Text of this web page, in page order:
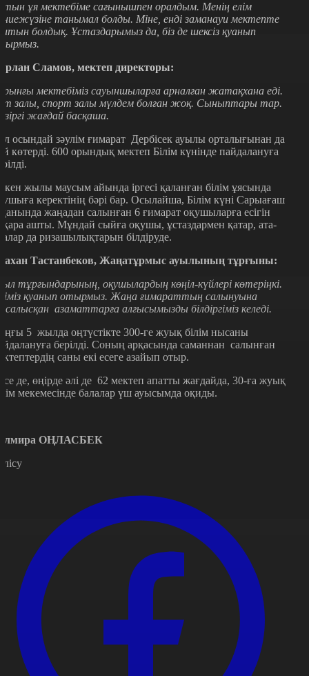
ұя мектебіме сағынышпен оралдым. Менің елім
танымал болды. Міне, енді заманауи мектепте
болдық. Ұстаздарымыз да, біз де шексіз қуанып
Сламов, мектеп директоры:
мектебіміз сауыншыларға арналған жатақхана еді.
залы, спорт залы мүлдем болған жоқ. Сыныптары тар.
жағдай басқаша.
осындай зәулім ғимарат Дербісек ауылы орталығынан да
көтерді. 600 орындық мектеп Білім күнінде пайдалануға
жылы маусым айында іргесі қаланған білім ұясында
керектінің бәрі бар. Осылайша, Білім күні Сарыағаш
жаңадан салынған 6 ғимарат оқушыларға есігін
ашты. Мұндай сыйға оқушы, ұстаздармен қатар, ата-
да ризашылықтарын білдіруде.
Тастанбеков, Жаңатұрмыс ауылының тұрғыны:
тұрғындарының, оқушылардың көңіл-күйлері көтеріңкі.
қуанып отырмыз. Жаңа ғимараттың салынуына
азаматтарға алғысымызды білдіргіміз келеді.
5 жылда оңтүстікте 300-ге жуық білім нысаны
берілді. Соның арқасында саманнан салынған
саны екі есеге азайып отыр.
де, өңірде әлі де 62 мектеп апатты жағдайда, 30-ға жуық
мекемесінде балалар үш ауысымда оқиды.
ОҢЛАСБЕК